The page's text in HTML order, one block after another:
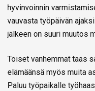
hyvinvoinnin
vauvasta työpäivän
jälkeen on suuri muutos
Toiset vanhemmat taas
elämäänsä myös muita
Paluu työpaikalle